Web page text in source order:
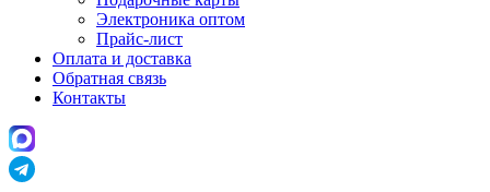
Электроника оптом
Прайс-лист
Оплата и доставка
Обратная связь
Контакты